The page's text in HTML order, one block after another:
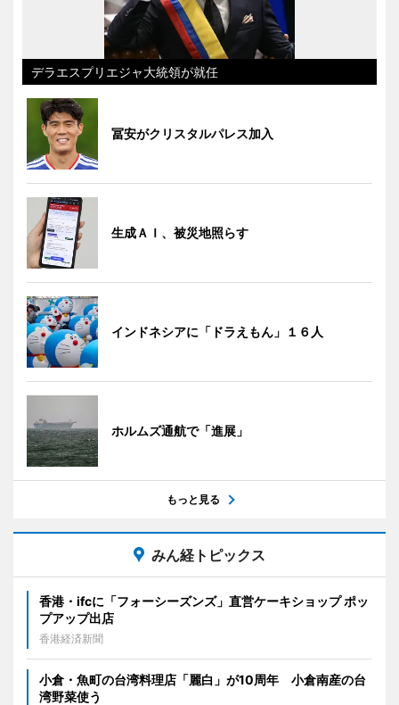
デラエスプリエジャ大統領が就任
冨安がクリスタルパレス加入
生成ＡＩ、被災地照らす
インドネシアに「ドラえもん」１６人
ホルムズ通航で「進展」
もっと見る
みん経トピックス
香港・ifcに「フォーシーズンズ」直営ケーキショップ ポッ
プアップ出店
香港経済新聞
小倉・魚町の台湾料理店「麗白」が10周年 小倉南産の台
湾野菜使う